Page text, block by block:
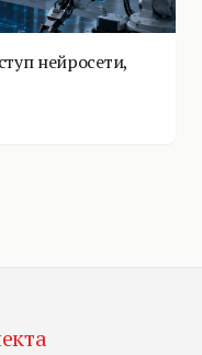
нейросети,